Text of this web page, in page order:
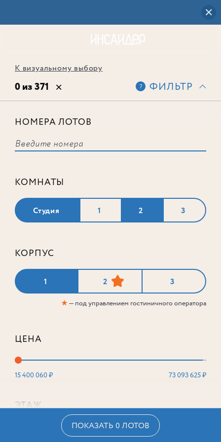
К визуальному выбору
0 из 371 7 ФИЛЬТР
НОМЕРА ЛОТОВ
КОМНАТЫ
Студия 1 2 3
КОРПУС
1 2 3
★— под управлением гостиничного оператора
ЦЕНА
15 400 060 ₽ 73 093 625 ₽
ЭТАЖ
ПОКАЗАТЬ 0 ЛОТОВ
соответствует ни одного лота